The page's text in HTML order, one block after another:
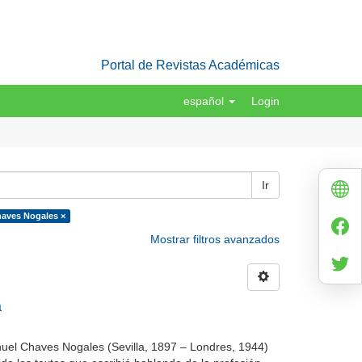
Portal de Revistas Académicas
español Login
Ir
Nogales ×
Mostrar filtros avanzados
Chaves Nogales (Sevilla, 1897 – Londres, 1944)